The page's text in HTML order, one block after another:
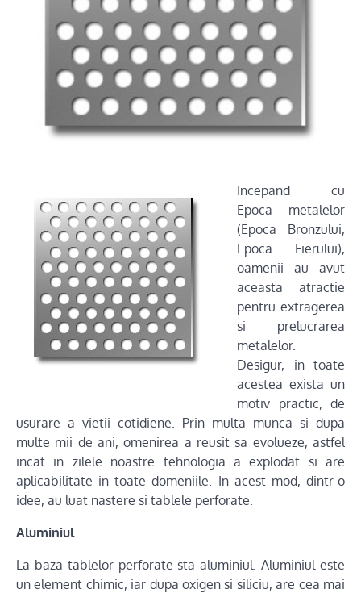
Incepand cu
Epoca metalelor
(Epoca Bronzului,
Epoca Fierului),
oamenii au avut
aceasta atractie
pentru extragerea
si prelucrarea
metalelor.
Desigur, in toate
acestea exista un
motiv practic, de
usurare a vietii cotidiene. Prin multa munca si dupa
multe mii de ani, omenirea a reusit sa evolueze, astfel
incat in zilele noastre tehnologia a explodat si are
aplicabilitate in toate domeniile. In acest mod, dintr-o
idee, au luat nastere si tablele perforate.
Aluminiul
La baza tablelor perforate sta aluminiul. Aluminiul este
un element chimic, iar dupa oxigen si siliciu, are cea mai